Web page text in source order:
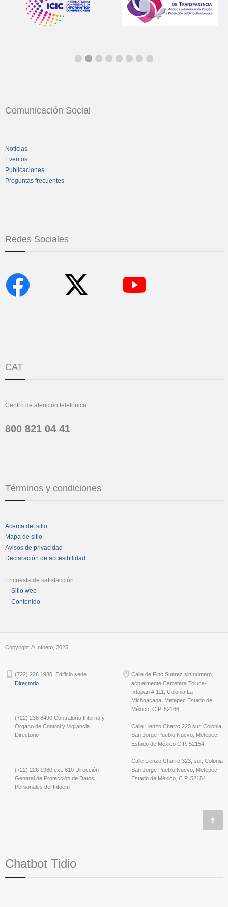
Comunicación Social
Noticias
Eventos
Publicaciones
Preguntas frecuentes
Redes Sociales
CAT
Centro de atención telefónica
800 821 04 41
Términos y condiciones
Acerca del sitio
Mapa de sitio
Avisos de privacidad
Declaración de accesibilidad
Encuesta de satisfacción:
---Sitio web
---Contenido
Copyright © Infoem, 2025
(722) 226 1980. Edificio sede
Directorio
(722) 238 8490 Contraloría Interna y
Órgano de Control y Vigilancia
Directorio
(722) 226 1980 ext. 610 Dirección
General de Protección de Datos
Personales del Infoem
Calle de Pino Suárez sin número,
actualmente Carretera Toluca-
Ixtapan # 111, Colonia La
Michoacana; Metepec Estado de
México, C.P. 52166
Calle Lienzo Charro 223 sur, Colonia
San Jorge Pueblo Nuevo, Metepec,
Estado de México C.P. 52154
Calle Lienzo Charro 323, sur, Colonia
San Jorge Pueblo Nuevo, Metepec,
Estado de México, C.P. 52154.
Chatbot Tidio